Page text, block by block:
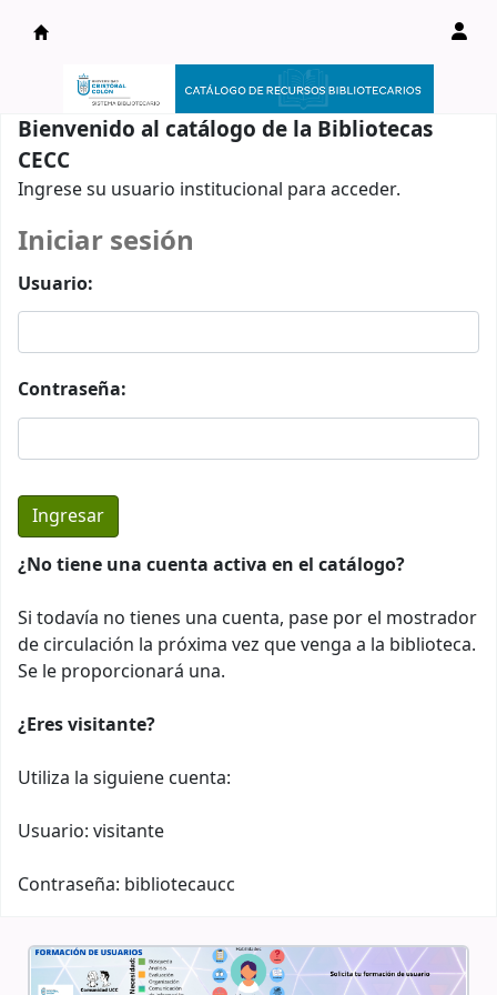
Catálogo en línea
Bienvenido al catálogo de la Bibliotecas
CECC
Ingrese su usuario institucional para acceder.
Iniciar sesión
Usuario:
Contraseña:
¿No tiene una cuenta activa en el catálogo?
Si todavía no tienes una cuenta, pase por el mostrador
de circulación la próxima vez que venga a la biblioteca.
Se le proporcionará una.
¿Eres visitante?
Utiliza la siguiene cuenta:
Usuario: visitante
Contraseña: bibliotecaucc